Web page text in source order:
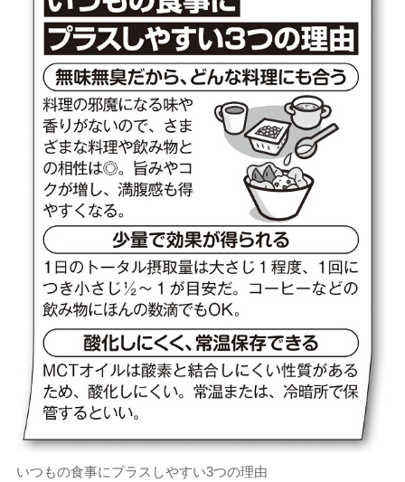
いつもの食事にプラスしやすい3つの理由